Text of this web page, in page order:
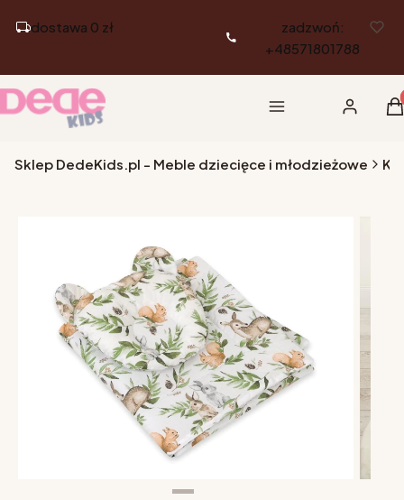
dostawa 0 zł
zadzwoń:
+48571801788
Menu Zaloguj się
Sklep DedeKids.pl - Meble dziecięce i młodzieżowe